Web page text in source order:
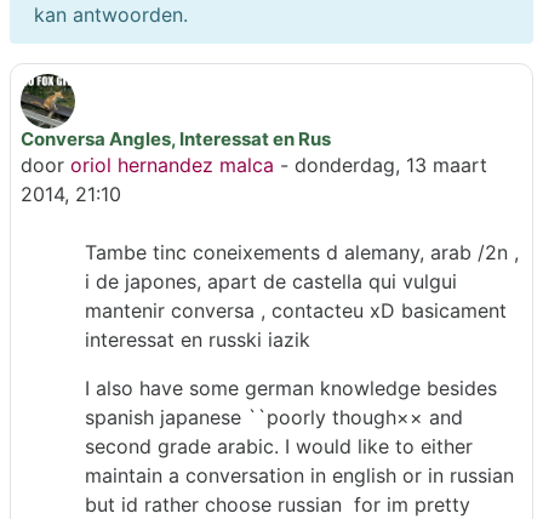
kan antwoorden.
Conversa Angles, Interessat en Rus
door oriol hernandez malca - donderdag, 13 maart
2014, 21:10
Aantal antwoorden: 1
Tambe tinc coneixements d alemany, arab /2n ,
i de japones, apart de castella qui vulgui
mantenir conversa , contacteu xD basicament
interessat en russki iazik
I also have some german knowledge besides
spanish japanese ``poorly though×× and
second grade arabic. I would like to either
maintain a conversation in english or in russian
but id rather choose russian for im pretty